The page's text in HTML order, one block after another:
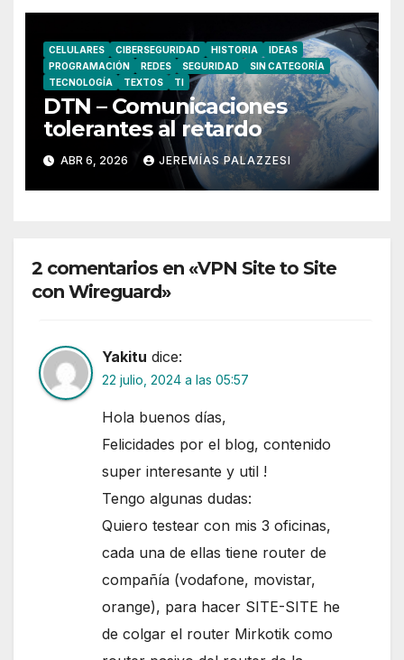
CELULARES CIBERSEGURIDAD HISTORIA
IDEAS
PROGRAMACIÓN
REDES SEGURIDAD
SIN CATEGORÍA
TECNOLOGÍA
TEXTOS TI
DTN – Comunicaciones
tolerantes al retardo
ABR 6, 2026 JEREMÍAS PALAZZESI
2 comentarios en «VPN Site to Site
con Wireguard»
Yakitu dice:
22 julio, 2024 a las 05:57
Hola buenos días,
Felicidades por el blog, contenido
super interesante y util !
Tengo algunas dudas:
Quiero testear con mis 3 oficinas,
cada una de ellas tiene router de
compañía (vodafone, movistar,
orange), para hacer SITE-SITE he
de colgar el router Mirkotik como